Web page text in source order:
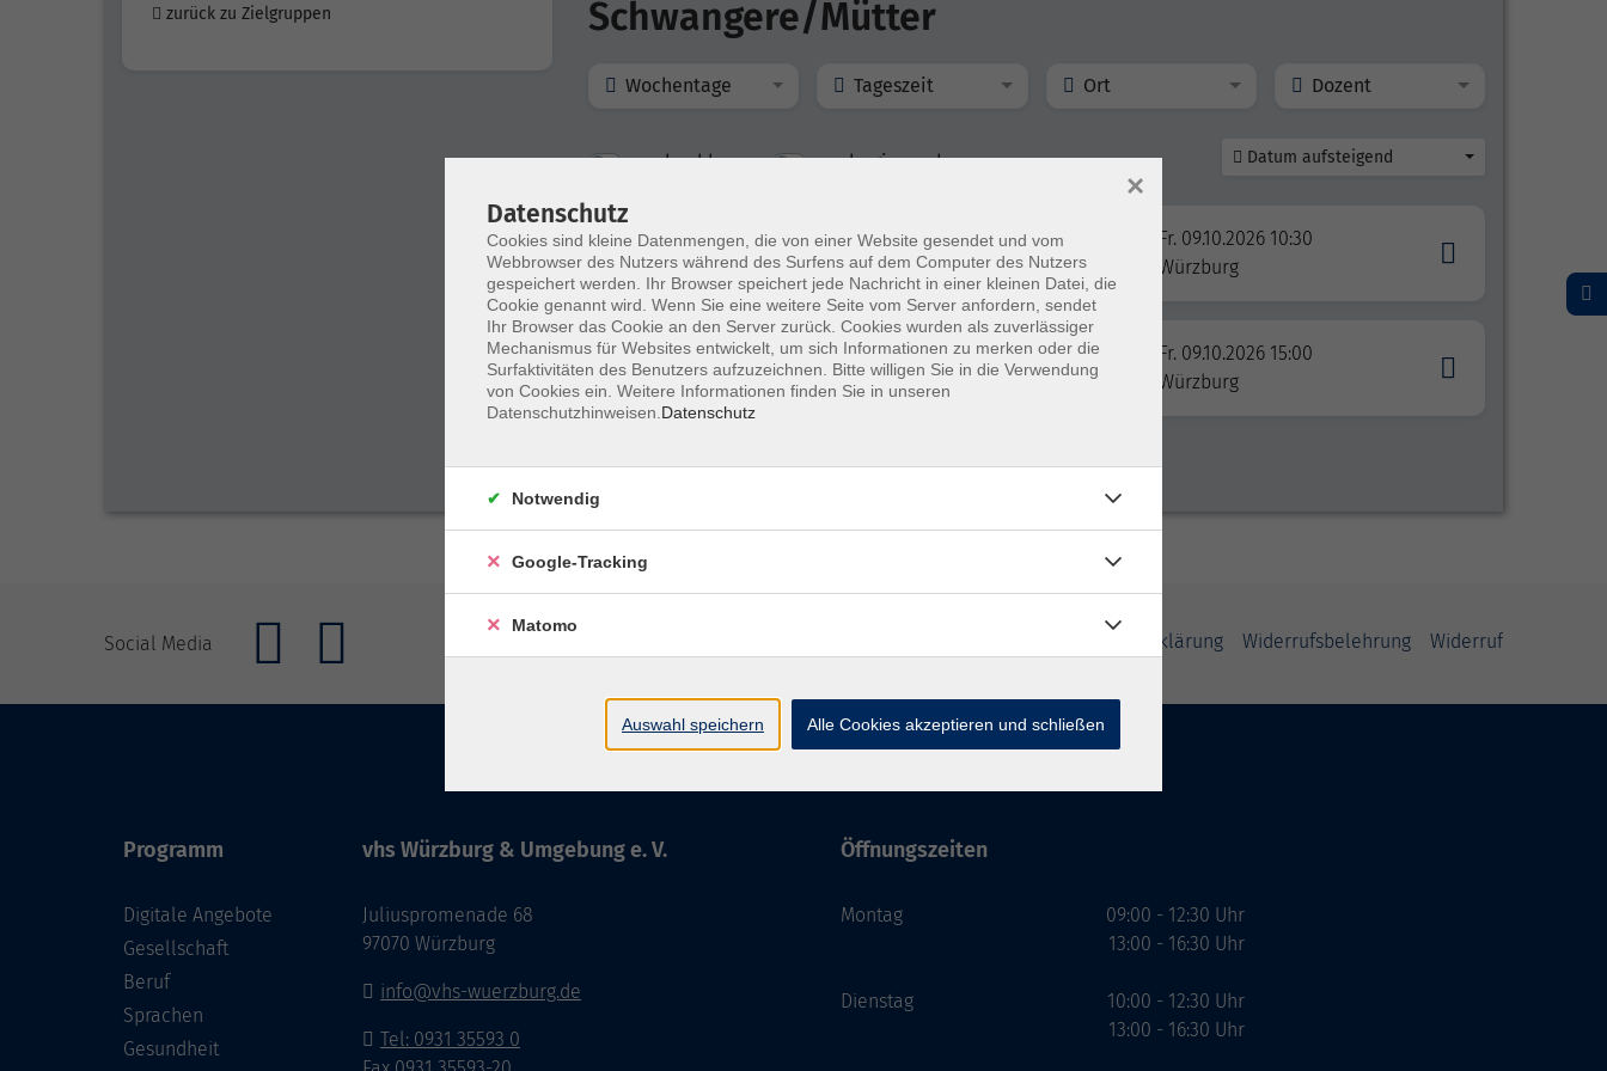
zurück zu Zielgruppen Schwangere/Mütter
Wochentage Tageszeit Ort Dozent
nur buchbare nur beginnende Datum aufsteigend
Yoga in der Schwangerschaft
Fr. 09.10.2026 10:30
Würzburg
Yoga in der Schwangerschaft
Fr. 09.10.2026 15:00
Würzburg
Social Media Barrierefreiheitserklärung Widerrufsbelehrung Widerruf
Programm
Digitale Angebote
Gesellschaft
Beruf
Sprachen
Gesundheit
vhs Würzburg & Umgebung e. V.
Juliuspromenade 68
97070 Würzburg
info@vhs-wuerzburg.de
Tel: 0931 35593 0
Öffnungszeiten
Montag
Dienstag
09:00 - 12:30 Uhr
13:00 - 16:30 Uhr
10:00 - 12:30 Uhr
13:00 - 16:30 Uhr
Datenschutz
Cookies sind kleine Datenmengen, die von einer Website gesendet und vom
Webbrowser des Nutzers während des Surfens auf dem Computer des Nutzers
gespeichert werden. Ihr Browser speichert jede Nachricht in einer kleinen Datei, die
Cookie genannt wird. Wenn Sie eine weitere Seite vom Server anfordern, sendet
Ihr Browser das Cookie an den Server zurück. Cookies wurden als zuverlässiger
Mechanismus für Websites entwickelt, um sich Informationen zu merken oder die
Surfaktivitäten des Benutzers aufzuzeichnen. Bitte willigen Sie in die Verwendung
von Cookies ein. Weitere Informationen finden Sie in unseren
Datenschutzhinweisen. Datenschutz
×
Notwendig
Google-Tracking
Matomo
Auswahl speichern Alle Cookies akzeptieren und schließen